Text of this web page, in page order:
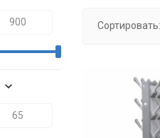
Сортировать: